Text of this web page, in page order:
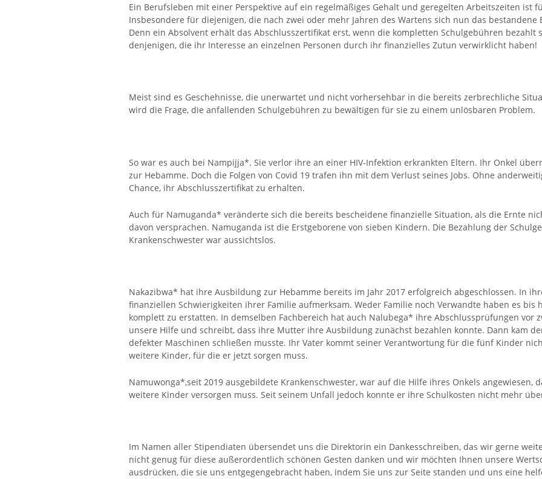
Ein Berufsleben mit einer Perspektive auf ein regelmäßiges Gehalt und geregelten Arbeitszeiten ist
Insbesondere für diejenigen, die nach zwei oder mehr Jahren des Wartens sich nun das bestandene
Denn ein Absolvent erhält das Abschlusszertifikat erst, wenn die kompletten Schulgebühren bezahlt
denjenigen, die ihr Interesse an einzelnen Personen durch ihr finanzielles Zutun verwirklicht haben!
Meist sind es Geschehnisse, die unerwartet und nicht vorhersehbar in die bereits zerbrechliche
wird die Frage, die anfallenden Schulgebühren zu bewältigen für sie zu einem unlösbaren Problem.
So war es auch bei Nampijja*. Sie verlor ihre an einer HIV-Infektion erkrankten Eltern. Ihr Onkel
zur Hebamme. Doch die Folgen von Covid 19 trafen ihn mit dem Verlust seines Jobs. Ohne
Chance, ihr Abschlusszertifikat zu erhalten.
Auch für Namuganda* veränderte sich die bereits bescheidene finanzielle Situation, als die Ernte
davon versprachen. Namuganda ist die Erstgeborene von sieben Kindern. Die Bezahlung der
Krankenschwester war aussichtslos.
Nakazibwa* hat ihre Ausbildung zur Hebamme bereits im Jahr 2017 erfolgreich abgeschlossen. In
finanziellen Schwierigkeiten ihrer Familie aufmerksam. Weder Familie noch Verwandte haben es bis
komplett zu erstatten. In demselben Fachbereich hat auch Nalubega* ihre Abschlussprüfungen vor
unsere Hilfe und schreibt, dass ihre Mutter ihre Ausbildung zunächst bezahlen konnte. Dann kam
defekter Maschinen schließen musste. Ihr Vater kommt seiner Verantwortung für die fünf Kinder
weitere Kinder, für die er jetzt sorgen muss.
Namuwonga*,seit 2019 ausgebildete Krankenschwester, war auf die Hilfe ihres Onkels
weitere Kinder versorgen muss. Seit seinem Unfall jedoch konnte er ihre Schulkosten nicht mehr
Im Namen aller Stipendiaten übersendet uns die Direktorin ein Dankesschreiben, das wir gerne
nicht genug für diese außerordentlich schönen Gesten danken und wir möchten Ihnen unsere
ausdrücken, die sie uns entgegengebracht haben, indem Sie uns zur Seite standen und uns eine